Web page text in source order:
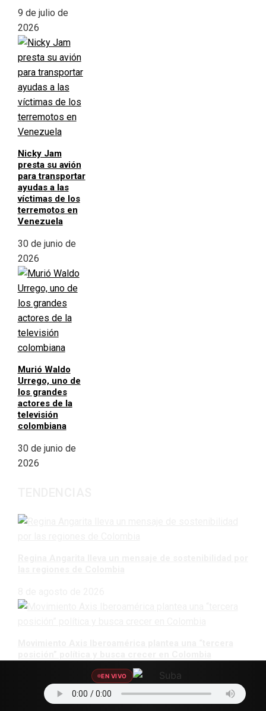
9 de julio de
2026
Nicky Jam
presta su avión
para transportar
ayudas a las
víctimas de los
terremotos en
Venezuela
30 de junio de
2026
Murió Waldo
Urrego, uno de
los grandes
actores de la
televisión
colombiana
30 de junio de
2026
8 de agosto de 2026EN VIVO